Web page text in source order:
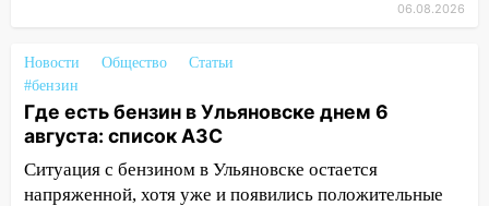
посвящённый Дню воздушного флота
России
19:12 В Ульяновской области
руководителя частной компании
наказали за сокрытие прошлого своего
сотрудник
06.08.2026
Новости Общество
Статьи
#бензин
Где есть бензин в Ульяновске днем 6
августа: список АЗС
Ситуация с бензином в Ульяновске остается
напряженной, хотя уже и появились положительные